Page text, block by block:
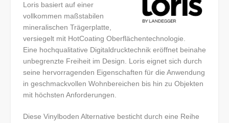
Loris basiert auf einer
vollkommen maßstabilen
mineralischen Trägerplatte,
versiegelt mit HotCoating Oberflächentechnologie.
Eine hochqualitative Digitaldrucktechnik eröffnet beinahe
unbegrenzte Freiheit im Design. Loris eignet sich durch
seine hervorragenden Eigenschaften für die Anwendung
in geschmackvollen Wohnbereichen bis hin zu Objekten
mit höchsten Anforderungen.
Diese Vinylboden Alternative besticht durch eine Reihe